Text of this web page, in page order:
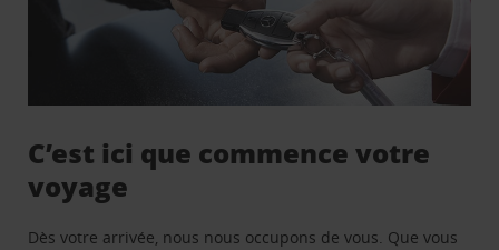
C’est ici que commence votre
voyage
Dès votre arrivée, nous nous occupons de vous. Que vous